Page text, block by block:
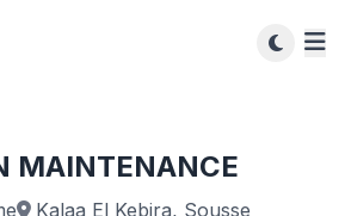
MAINTENANCE
Kalaa El Kebira, Sousse